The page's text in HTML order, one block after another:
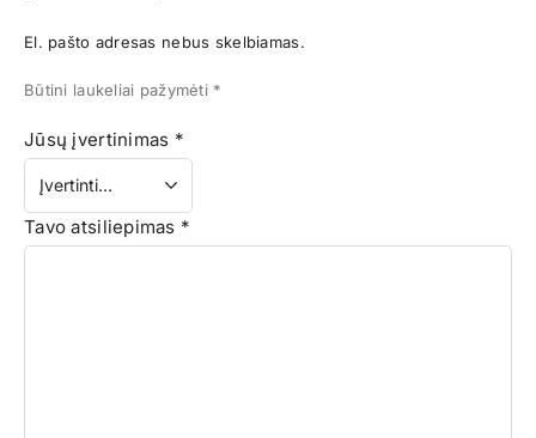
El. pašto adresas nebus skelbiamas.
Būtini laukeliai pažymėti *
Jūsų įvertinimas *
Tavo atsiliepimas *